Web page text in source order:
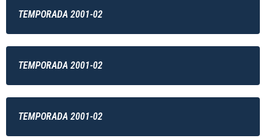
TEMPORADA 2001-02
TEMPORADA 2001-02
TEMPORADA 2001-02